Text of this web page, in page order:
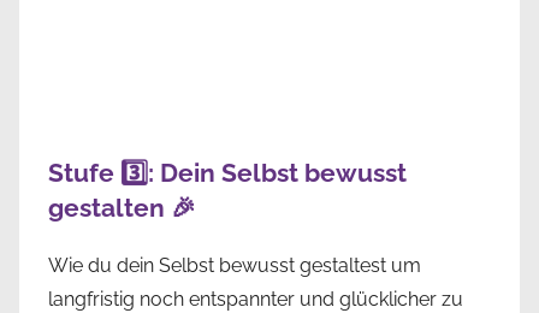
Stufe 3️⃣: Dein Selbst bewusst
gestalten 🎉
Wie du dein Selbst bewusst gestaltest um
langfristig noch entspannter und glücklicher zu